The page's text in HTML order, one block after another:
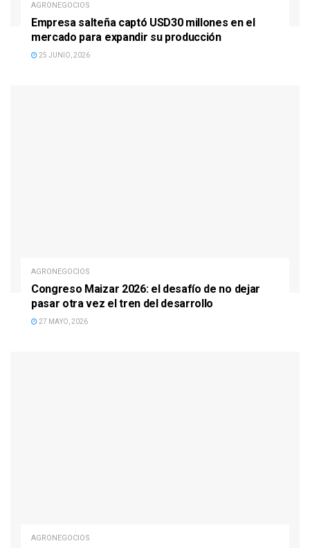
AGRONEGOCIOS
Empresa salteña captó USD30 millones en el
mercado para expandir su producción
25 JUNIO, 2026
AGRONEGOCIOS
Congreso Maizar 2026: el desafío de no dejar
pasar otra vez el tren del desarrollo
27 MAYO, 2026
AGRONEGOCIOS